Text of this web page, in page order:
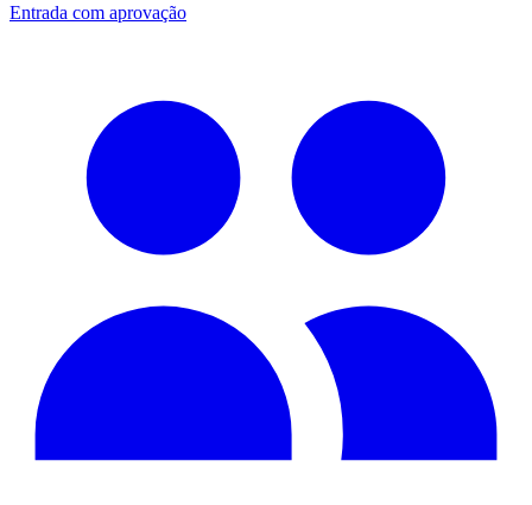
Entrada com aprovação